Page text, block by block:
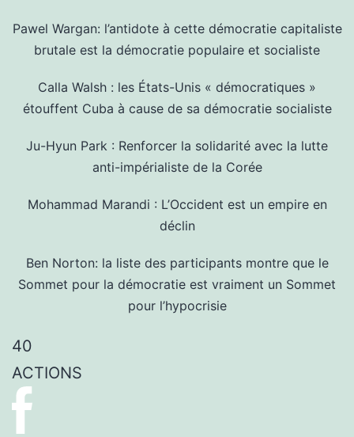
Pawel Wargan: l’antidote à cette démocratie capitaliste
brutale est la démocratie populaire et socialiste
Calla Walsh : les États-Unis « démocratiques »
étouffent Cuba à cause de sa démocratie socialiste
Ju-Hyun Park : Renforcer la solidarité avec la lutte
anti-impérialiste de la Corée
Mohammad Marandi : L’Occident est un empire en
déclin
Ben Norton: la liste des participants montre que le
Sommet pour la démocratie est vraiment un Sommet
pour l’hypocrisie
40
ACTIONS